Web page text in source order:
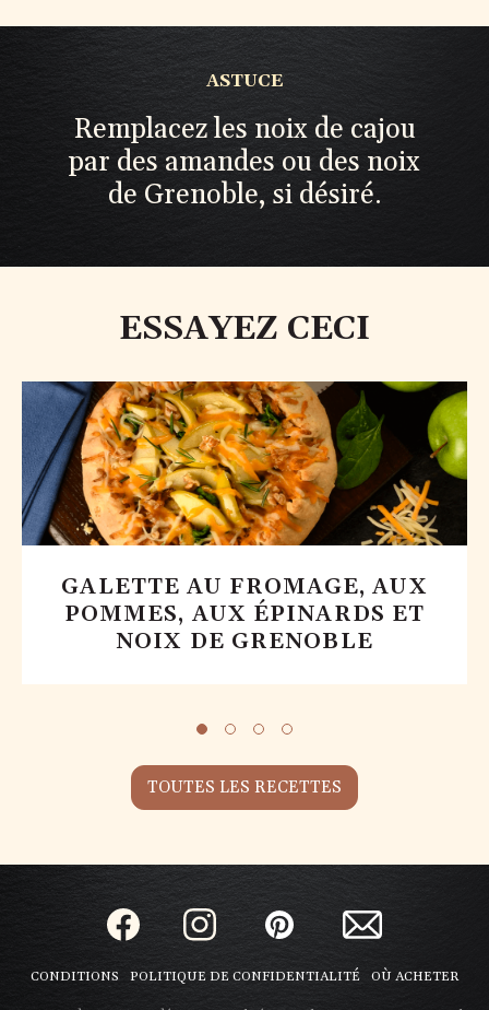
ASTUCE
Remplacez les noix de cajou
par des amandes ou des noix
de Grenoble, si désiré.
ESSAYEZ CECI
GALETTE AU FROMAGE, AUX
POMMES, AUX ÉPINARDS ET
NOIX DE GRENOBLE
TOUTES LES RECETTES
CONDITIONS POLITIQUE DE CONFIDENTIALITÉ OÙ ACHETER